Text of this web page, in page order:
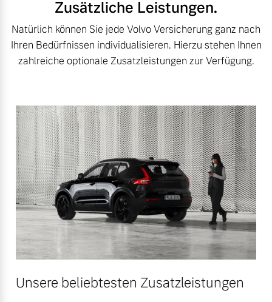
Zusätzliche Leistungen.
Natürlich können Sie jede Volvo Versicherung ganz nach
Ihren Bedürfnissen individualisieren. Hierzu stehen Ihnen
zahlreiche optionale Zusatzleistungen zur Verfügung.
Unsere beliebtesten Zusatzleistungen